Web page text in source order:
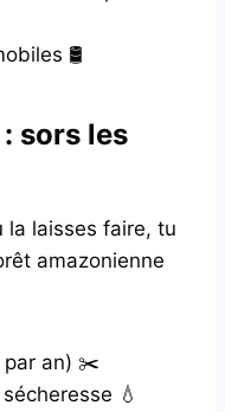
🛢️
sors les
la laisses faire, tu
amazonienne
par an) ✂️
💧